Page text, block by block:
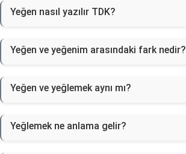
Yeğen nasıl yazılır TDK?
Yeğen ve yeğenim arasındaki fark nedir?
Yeğen ve yeğlemek aynı mı?
Yeğlemek ne anlama gelir?